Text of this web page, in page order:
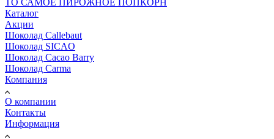
Каталог
Акции
Шоколад Callebaut
Шоколад SICAO
Шоколад Cacao Barry
Шоколад Carma
Компания
О компании
Контакты
Информация